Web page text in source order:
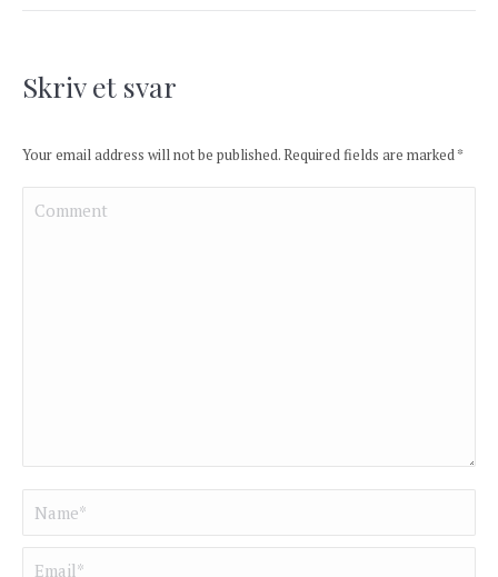
Skriv et svar
Your email address will not be published. Required fields are marked*
Comment
Name *
Email *